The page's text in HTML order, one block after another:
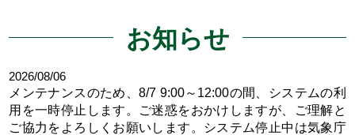
お知らせ
2026/08/06
メンテナンスのため、8/7 9:00～12:00の間、システムの利
用を一時停止します。ご迷惑をおかけしますが、ご理解と
ご協力をよろしくお願いします。システム停止中は気象庁